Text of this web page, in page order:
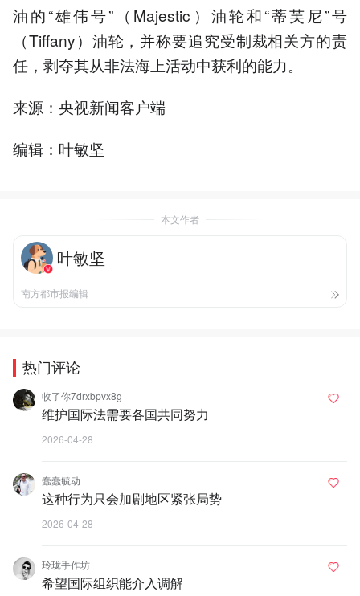
油的“雄伟号”（Majestic）油轮和“蒂芙尼”号
（Tiffany）油轮，并称要追究受制裁相关方的责
任，剥夺其从非法海上活动中获利的能力。
来源：央视新闻客户端
编辑：叶敏坚
本文作者
叶敏坚
南方都市报编辑
热门评论
收了你7drxbpvx8g
维护国际法需要各国共同努力
2026-04-28
蠢蠢毓动
这种行为只会加剧地区紧张局势
2026-04-28
玲珑手作坊
希望国际组织能介入调解